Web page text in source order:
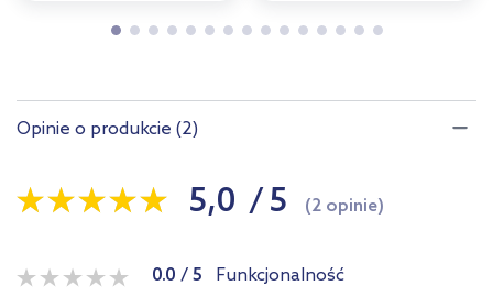
Opinie o produkcie (2)
5,0 /5 (2 opinie)
0.0 / 5
Funkcjonalność